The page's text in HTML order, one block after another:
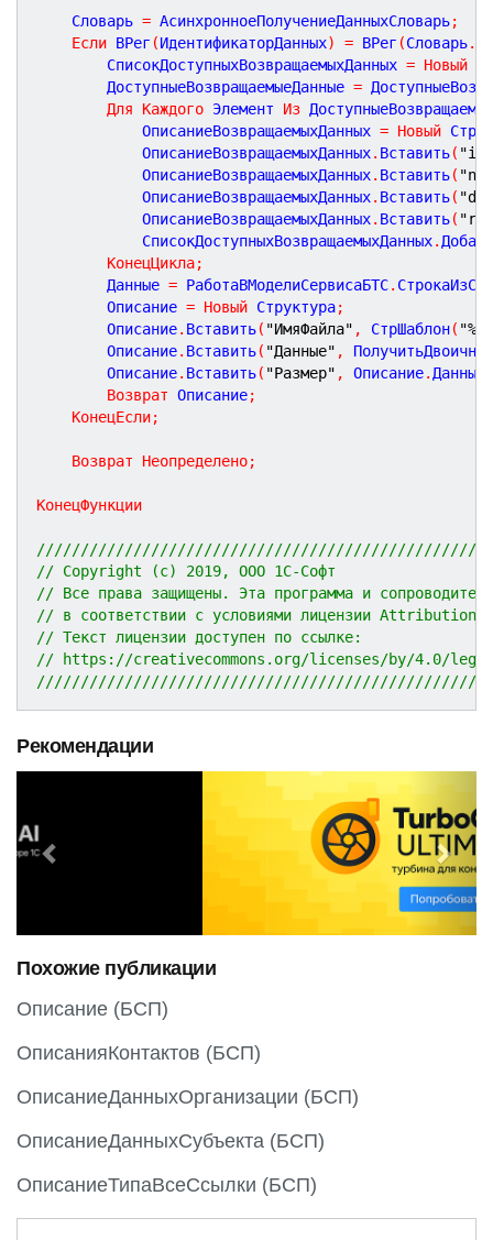
    Словарь
= АсинхронноеПолучениеДанныхСловарь;
Если ВРег (ИдентификаторДанных) = ВРег (Словарь.
        СписокДоступныхВозвращаемыхДанных
= Новый
        ДоступныеВозвращаемыеДанные
=
Для
Каждого Элемент Из
            ОписаниеВозвращаемыхДанных
= Новый
            ОписаниеВозвращаемыхДанных
. Вставить( "id"
            ОписаниеВозвращаемыхДанных
. Вставить(
            ОписаниеВозвращаемыхДанных
. Вставить(
            ОписаниеВозвращаемыхДанных
. Вставить(
            СписокДоступныхВозвращаемыхДанных
.
КонецЦикла;
        Данные
= РаботаВМоделиСервисаБТС.
        Описание
= Новый Структура;
        Описание
. Вставить( "ИмяФайла" , СтрШаблон(
        Описание
. Вставить( "Данные" ,
        Описание
. Вставить( "Размер" , Описание. Данные
Возврат Описание;
КонецЕсли;
Возврат Неопределено;
КонецФункции
// Copyright (c) 2019, ООО 1С-Софт
// Все права защищены. Эта программа и
// в соответствии с условиями лицензии
// Текст лицензии доступен по ссылке:
// https://creativecommons.org/licenses/by/4.0/
Рекомендации
e
o
u
s
e
x
t
Похожие публикации
Описание (БСП)
ОписанияКонтактов (БСП)
ОписаниеДанныхОрганизации (БСП)
ОписаниеДанныхСубъекта (БСП)
ОписаниеТипаВсеСсылки (БСП)